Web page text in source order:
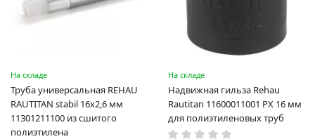
На складе
Труба универсальная REHAU
RAUTITAN stabil 16х2,6 мм
11301211100 из сшитого
полиэтилена
На складе
Надвижная гильза Rehau
Rautitan 11600011001 PX 16 мм
для полиэтиленовых труб